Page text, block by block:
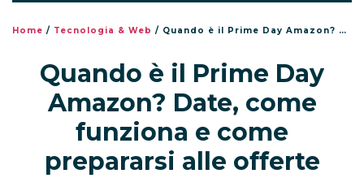
Home / Tecnologia & Web / Quando è il Prime Day Amazon? Date, come funziona e come prepararsi alle offerte
Quando è il Prime Day
Amazon? Date, come
funziona e come
prepararsi alle offerte